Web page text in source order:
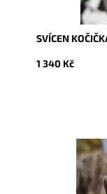
SVÍCEN
1 340 Kč
Dostupnost: